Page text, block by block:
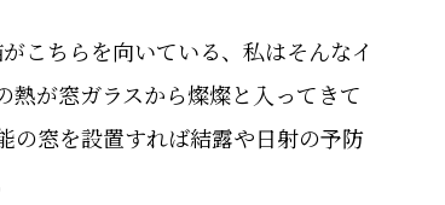
こちらを向いている、私はそんなイ
が窓ガラスから燦燦と入ってきて
の窓を設置すれば結露や日射の予防